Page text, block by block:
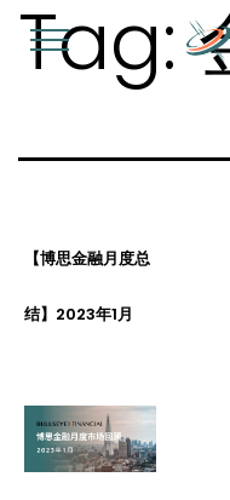
Skip
content
Tag:
【博思金融月度总
结】2023年1月